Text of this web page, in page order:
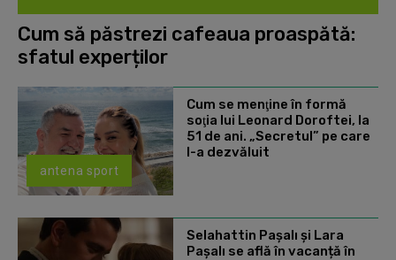
Cum să păstrezi cafeaua proaspătă:
sfatul experților
antena sport
Cum se menţine în formă
soţia lui Leonard Doroftei, la
51 de ani. „Secretul” pe care
l-a dezvăluit
Selahattin Paşalı și Lara
Paşalı se află în vacanță în